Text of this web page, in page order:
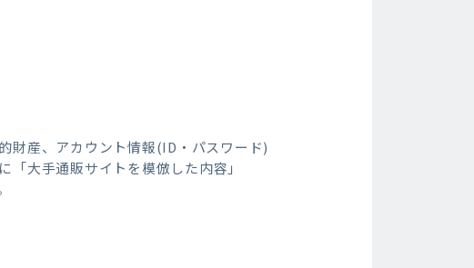
財産、アカウント情報(ID・パスワード)
大手通販サイトを模倣した内容」